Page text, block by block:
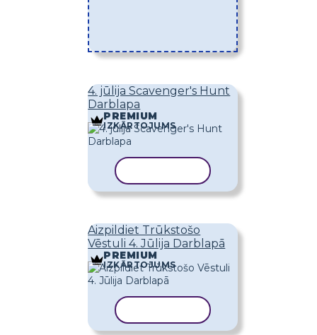
4. jūlija Scavenger's Hunt
Darblapa
PREMIUM
IZKĀRTOJUMS
Aizpildiet Trūkstošo
Vēstuli 4. Jūlija Darblapā
PREMIUM
IZKĀRTOJUMS